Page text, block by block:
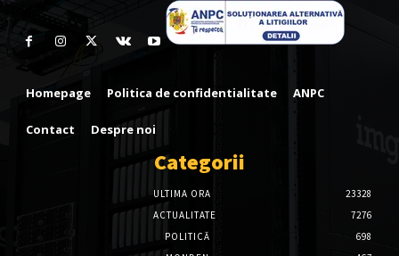
Homepage Politica de confidentialitate ANPC
Contact Despre noi
Categorii
ULTIMA ORA
23328
ACTUALITATE
7276
POLITICĂ
698